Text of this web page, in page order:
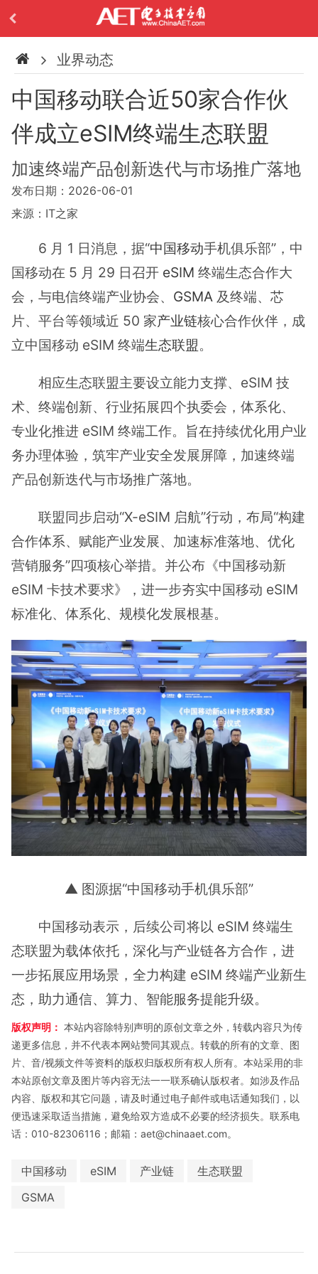
业界动态
中国移动联合近50家合作伙
伴成立eSIM终端生态联盟
加速终端产品创新迭代与市场推广落地
发布日期：2026-06-01
来源：IT之家
6 月 1 日消息，据“中国移动手机俱乐部”，中
国移动在 5 月 29 日召开 eSIM 终端生态合作大
会，与电信终端产业协会、 GSMA 及终端、芯
片、平台等领域近 50 家产业链核心合作伙伴，成
立中国移动 eSIM 终端生态联盟。
相应生态联盟主要设立能力支撑、eSIM 技
术、终端创新、行业拓展四个执委会，体系化、
专业化推进 eSIM 终端工作。旨在持续优化用户业
务办理体验，筑牢产业安全发展屏障，加速终端
产品创新迭代与市场推广落地。
联盟同步启动“X-eSIM 启航”行动，布局“构建
合作体系、赋能产业发展、加速标准落地、优化
营销服务”四项核心举措。并公布《中国移动新
eSIM 卡技术要求》，进一步夯实中国移动 eSIM
标准化、体系化、规模化发展根基。
▲ 图源据“中国移动手机俱乐部”
中国移动表示，后续公司将以 eSIM 终端生
态联盟为载体依托，深化与产业链各方合作，进
一步拓展应用场景，全力构建 eSIM 终端产业新生
态，助力通信、算力、智能服务提能升级。
版权声明： 本站内容除特别声明的原创文章之外，转载内容只为传
递更多信息，并不代表本网站赞同其观点。转载的所有的文章、图
片、音/视频文件等资料的版权归版权所有权人所有。本站采用的非
本站原创文章及图片等内容无法一一联系确认版权者。如涉及作品
内容、版权和其它问题，请及时通过电子邮件或电话通知我们，以
便迅速采取适当措施，避免给双方造成不必要的经济损失。联系电
话：010-82306116；邮箱：aet@chinaaet.com。
中国移动 eSIM 产业链
生态联盟
GSMA